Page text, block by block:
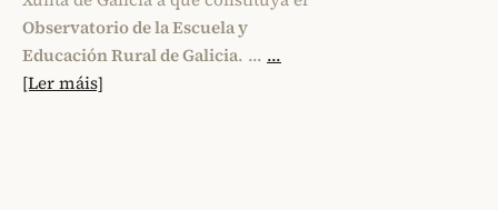
Observatorio de la Escuela y
Educación Rural de Galicia. … ...
[Ler máis]